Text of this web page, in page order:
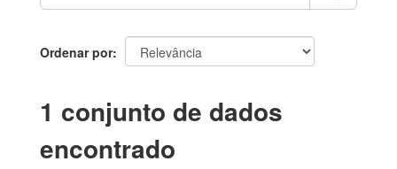
Ordenar por
1 conjunto de dados
encontrado